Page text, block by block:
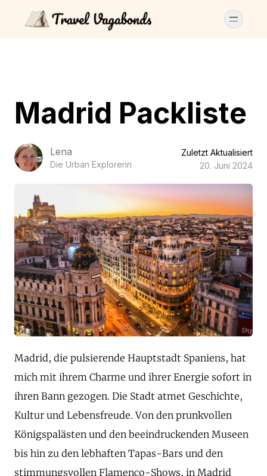
Madrid Packliste
Lena
Die Urban Explorerin
Zuletzt Aktualisiert
20. Juni 2024
Madrid, die pulsierende Hauptstadt Spaniens, hat
mich mit ihrem Charme und ihrer Energie sofort in
ihren Bann gezogen. Die Stadt atmet Geschichte,
Kultur und Lebensfreude. Von den prunkvollen
Königspalästen und den beeindruckenden Museen
bis hin zu den lebhaften Tapas-Bars und den
stimmungsvollen Flamenco-Shows, in Madrid